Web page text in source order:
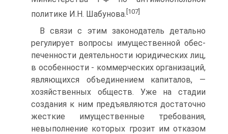
политике И.Н. Шабунова. [107]
В связи с этим законодатель детально
регулирует вопросы имущественной обес­
печенности деятельности юридических лиц,
в особенности - коммерческих организа­ций,
являющихся объединением капиталов, —
хозяйственных обществ. Уже на стадии
создания к ним предъявляются достаточно
жесткие имущественные требования,
невы­полнение которых грозит им отказом